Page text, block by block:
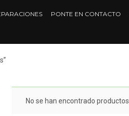
PONTE EN CONTACTO
No se han encontrado productos.